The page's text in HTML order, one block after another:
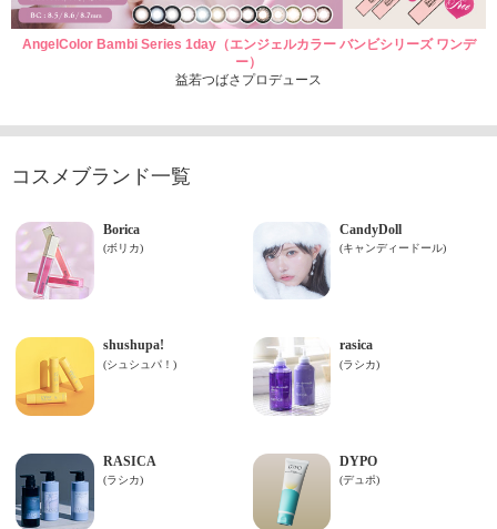
AngelColor Bambi Series 1day（エンジェルカラー バンビシリーズ ワンデ
ー）
益若つばさプロデュース
コスメブランド一覧